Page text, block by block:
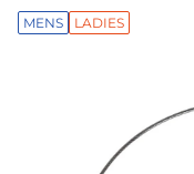
MENS LADIES